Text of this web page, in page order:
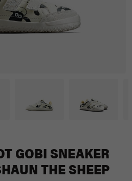
GOBI SNEAKER
THE SHEEP